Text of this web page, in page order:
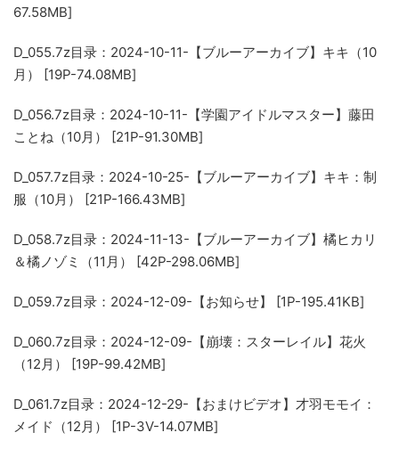
67.58MB]
D_055.7z目录：2024-10-11-【ブルーアーカイブ】キキ（10
月） [19P-74.08MB]
D_056.7z目录：2024-10-11-【学園アイドルマスター】藤田
ことね（10月） [21P-91.30MB]
D_057.7z目录：2024-10-25-【ブルーアーカイブ】キキ：制
服（10月） [21P-166.43MB]
D_058.7z目录：2024-11-13-【ブルーアーカイブ】橘ヒカリ
＆橘ノゾミ（11月） [42P-298.06MB]
D_059.7z目录：2024-12-09-【お知らせ】 [1P-195.41KB]
D_060.7z目录：2024-12-09-【崩壊：スターレイル】花火
（12月） [19P-99.42MB]
D_061.7z目录：2024-12-29-【おまけビデオ】才羽モモイ：
メイド（12月） [1P-3V-14.07MB]